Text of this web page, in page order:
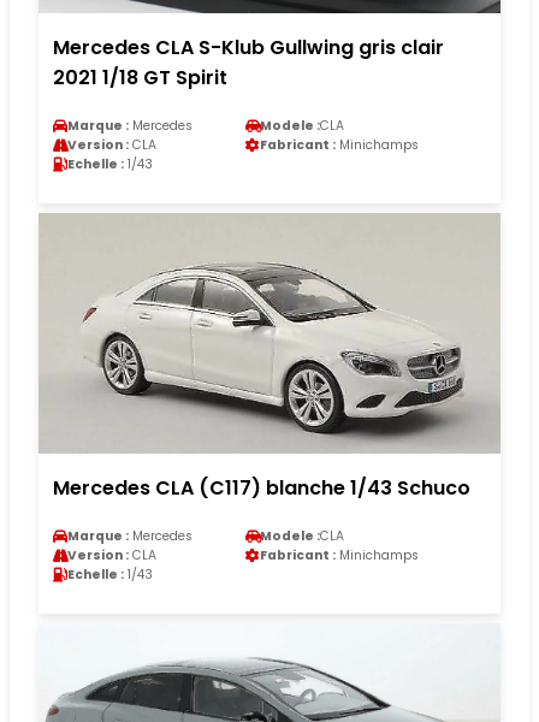
Mercedes CLA S-Klub Gullwing gris clair
2021 1/18 GT Spirit
Marque : Mercedes Modele :CLA
Version : CLA Fabricant : Minichamps
Echelle : 1/43
Mercedes CLA (C117) blanche 1/43 Schuco
Marque : Mercedes Modele :CLA
Version : CLA Fabricant : Minichamps
Echelle : 1/43